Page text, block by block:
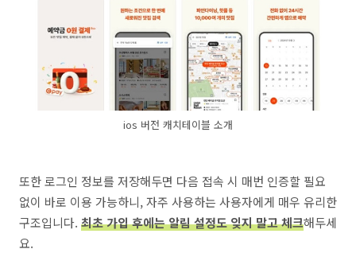
ios 버전 캐치테이블 소개
또한 로그인 정보를 저장해두면 다음 접속 시 매번 인증할 필요
없이 바로 이용 가능하니, 자주 사용하는 사용자에게 매우 유리한
구조입니다. 최초 가입 후에는 알림 설정도 잊지 말고 체크해두세
요.